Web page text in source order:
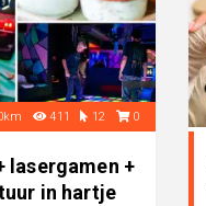
411 12 0
lasergamen +
in hartje